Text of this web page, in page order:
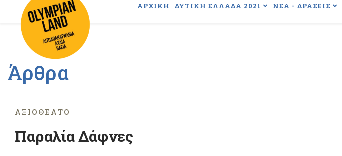
ΑΡΧΙΚΗ ΔΥΤΙΚΗ ΕΛΛΑΔΑ 2021 ΝΕΑ - ΔΡΑΣΕΙΣ
Άρθρα
ΑΞΙΟΘΈΑΤΟ
Παραλία Δάφνες